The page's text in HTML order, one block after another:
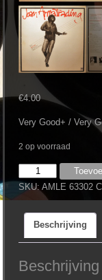
€4.00
Very Good+ / Very
2 op voorraad
Joan
Armatrading
-
How
Cruel
12''
aantal
SKU:AMLE 63302
Beschrijving
Beschrijving